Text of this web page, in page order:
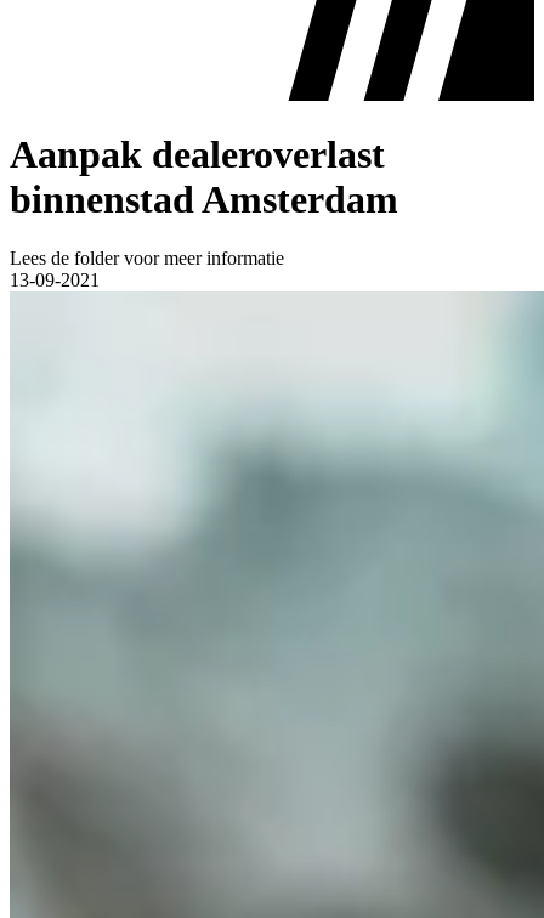
Aanpak dealeroverlast
binnenstad Amsterdam
Lees de folder voor meer informatie
13-09-2021